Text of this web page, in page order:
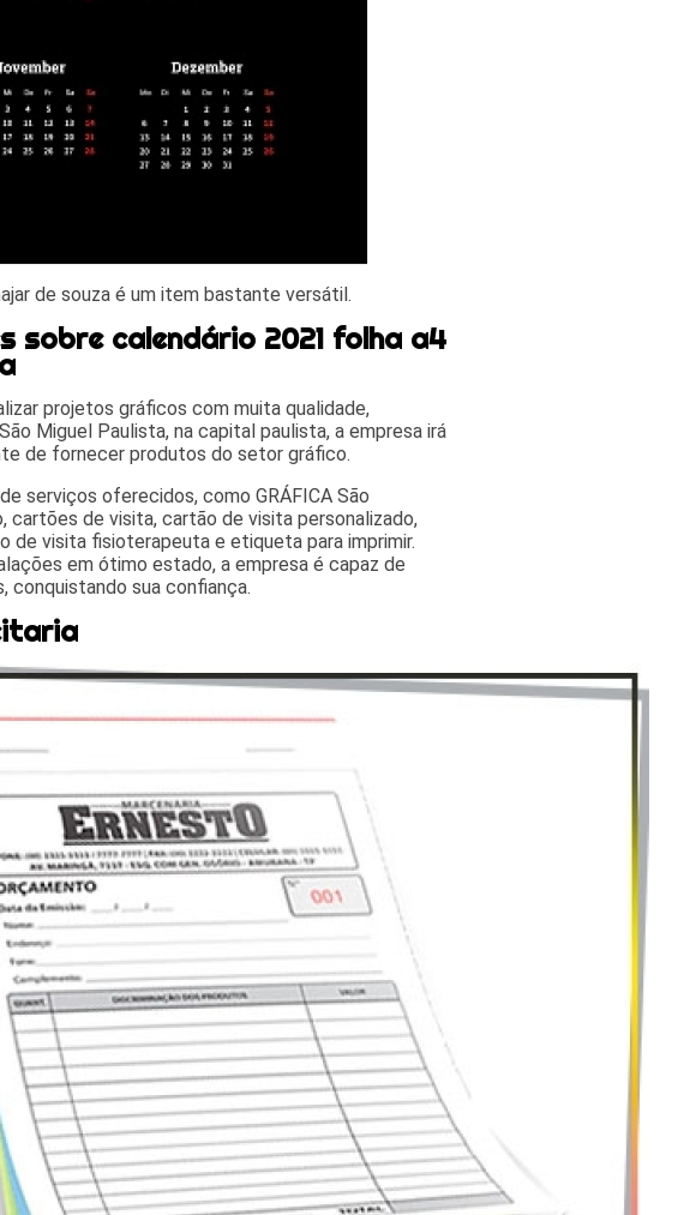
de souza é um item bastante versátil.
sobre calendário 2021 folha a4
projetos gráficos com muita qualidade,
Miguel Paulista, na capital paulista, a empresa irá
de fornecer produtos do setor gráfico.
serviços oferecidos, como GRÁFICA São
cartões de visita, cartão de visita personalizado,
de visita fisioterapeuta e etiqueta para imprimir.
em ótimo estado, a empresa é capaz de
conquistando sua confiança.